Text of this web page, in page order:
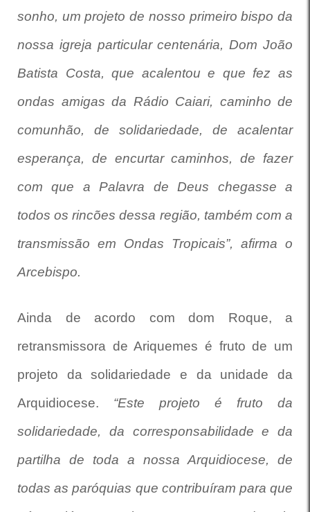
sonho, um projeto de nosso primeiro bispo da
nossa igreja particular centenária, Dom João
Batista Costa, que acalentou e que fez as
ondas amigas da Rádio Caiari, caminho de
comunhão, de solidariedade, de acalentar
esperança, de encurtar caminhos, de fazer
com que a Palavra de Deus chegasse a
todos os rincões dessa região, também com a
transmissão em Ondas Tropicais”, afirma o
Arcebispo.
Ainda de acordo com dom Roque, a
retransmissora de Ariquemes é fruto de um
projeto da solidariedade e da unidade da
Arquidiocese. “Este projeto é fruto da
solidariedade, da corresponsabilidade e da
partilha de toda a nossa Arquidiocese, de
todas as paróquias que contribuíram para que